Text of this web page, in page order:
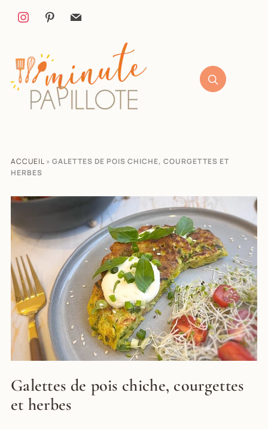
ACCUEIL» GALETTES DE POIS CHICHE, COURGETTES ET
HERBES
Galettes de pois chiche, courgettes
et herbes